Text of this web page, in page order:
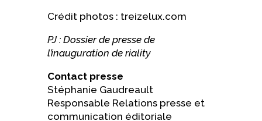
Crédit photos : treizelux.com
PJ : Dossier de presse de
l’inauguration de riality
Contact presse
Stéphanie Gaudreault
Responsable Relations presse et
communication éditoriale